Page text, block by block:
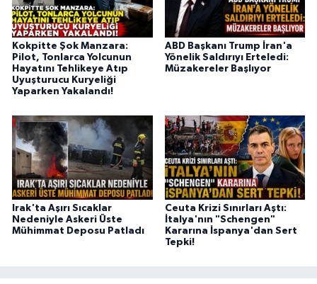
Kokpitte Şok Manzara:
Pilot, Tonlarca Yolcunun
Hayatını Tehlikeye Atıp
Uyuşturucu Kuryeliği
Yaparken Yakalandı!
ABD Başkanı Trump İran'a
Yönelik Saldırıyı Erteledi:
Müzakereler Başlıyor
Irak'ta Aşırı Sıcaklar
Nedeniyle Askeri Üste
Mühimmat Deposu Patladı
Ceuta Krizi Sınırları Aştı:
İtalya'nın "Schengen"
Kararına İspanya'dan Sert
Tepki!